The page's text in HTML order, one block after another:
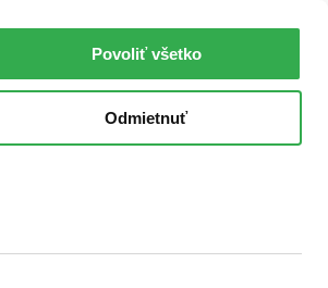
Povoliť všetko
Odmietnuť